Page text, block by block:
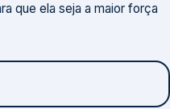
que ela seja a maior força